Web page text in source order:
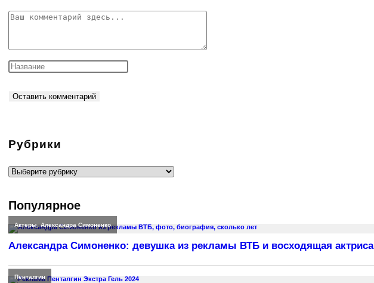
Комментарий
Рубрики
Рубрики
Популярное
Актеры,Александра Симоненко
Александра Симоненко: девушка из рекламы ВТБ и восходящая актриса
Пенталгин